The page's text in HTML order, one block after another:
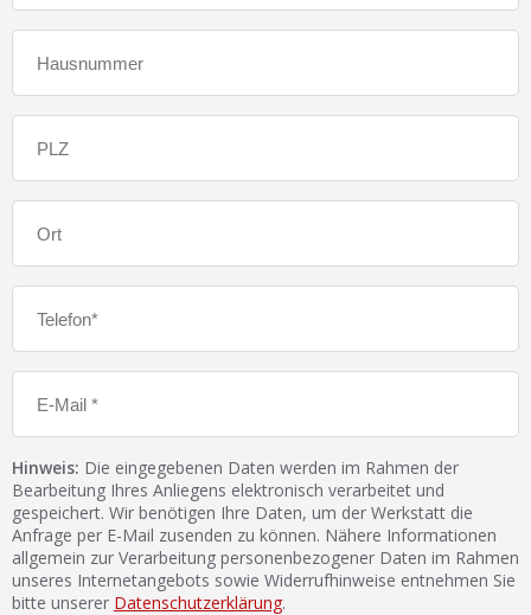
Hinweis: Die eingegebenen Daten werden im Rahmen der
Bearbeitung Ihres Anliegens elektronisch verarbeitet und
gespeichert. Wir benötigen Ihre Daten, um der Werkstatt die
Anfrage per E-Mail zusenden zu können. Nähere Informationen
allgemein zur Verarbeitung personenbezogener Daten im Rahmen
unseres Internetangebots sowie Widerrufhinweise entnehmen Sie
bitte unserer Datenschutzerklärung.